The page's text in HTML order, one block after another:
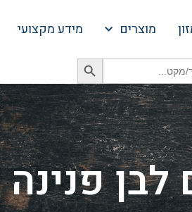
מוצרים מידע מקצועי
פנינה 5 ק”ג